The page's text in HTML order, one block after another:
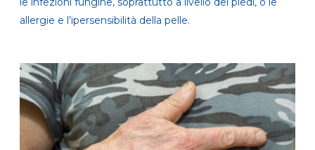
allergie e l’ipersensibilità della pelle.